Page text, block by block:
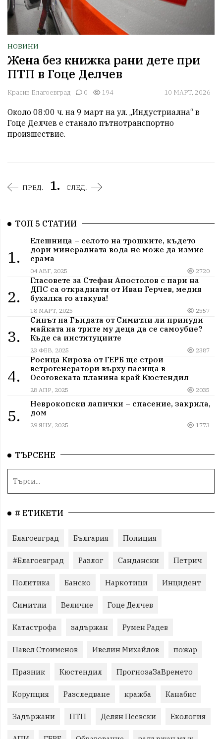
НОВИНИ
Жена без книжка рани дете при
ПТП в Гоце Делчев
Красив Благоевград 0 194 10 МАРТ, 2026
Около 08:00 ч. на 9 март на ул. „Индустриална“ в
Гоце Делчев е станало пътнотранспортно
произшествие.
ПРЕД. 1. СЛЕД.
ТОП 5 СТАТИИ
1.
Елешница – селото на трошките, където
дори минералната вода не може да измие
срама
04 АВГ, 2025 2720
2.
Гласовете за Стефан Апостолов с пари на
ДПС са откраднати от Иван Герчев, медия
бухалка го атакува!
18 МАРТ, 2025 2557
3.
Синът на Гъндата от Симитли ли принуди
майката на трите му деца да се самоубие?
Къде са институциите
23 ФЕВ, 2025 2387
4.
Росица Кирова от ГЕРБ ще строи
ветрогенератори върху пасища в
Осоговската планина край Кюстендил
28 АПР, 2025 2035
5.
Неврокопски лапички – спасение, закрила,
дом
29 ЯНУ, 2025 1773
ТЪРСЕНЕ
# ЕТИКЕТИ
Благоевград България Полиция
#Благоевград Разлог Сандански Петрич
Политика Банско Наркотици Инцидент
Симитли Величие Гоце Делчев
Катастрофа задържан Румен Радев
Павел Стоименов Ивелин Михайлов пожар
Празник Кюстендил ПрогнозаЗаВремето
Корупция Разследване кражба Канабис
Задържани ПТП Делян Пеевски Екология